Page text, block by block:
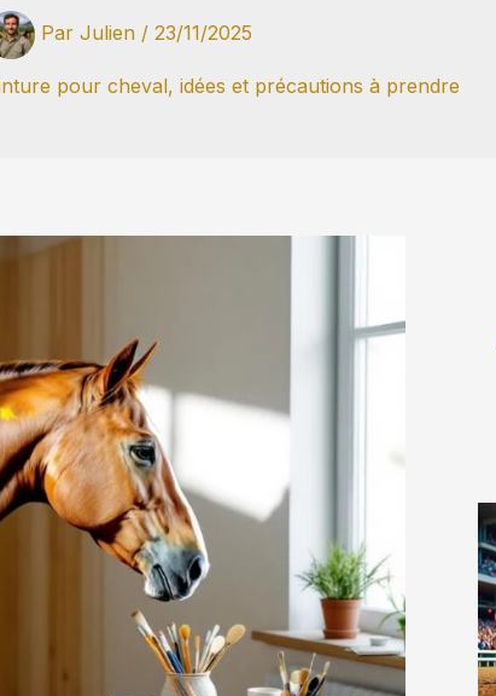
Par Julien / 23/11/2025
pour cheval, idées et précautions à prendre